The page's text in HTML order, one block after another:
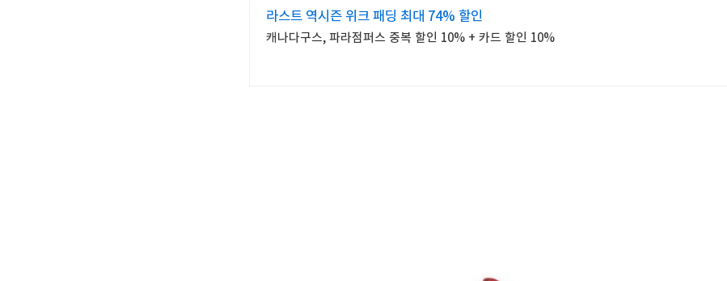
라스트 역시즌 위크 패딩 최대 74% 할인
캐나다구스, 파라점퍼스 중복 할인 10% + 카드 할인 10%